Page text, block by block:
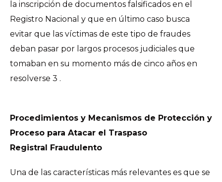
la inscripción de documentos falsificados en el
Registro Nacional y que en último caso busca
evitar que las víctimas de este tipo de fraudes
deban pasar por largos procesos judiciales que
tomaban en su momento más de cinco años en
resolverse 3 .
Procedimientos y Mecanismos de Protección y
Proceso para Atacar el Traspaso
Registral Fraudulento
Una de las características más relevantes es que se